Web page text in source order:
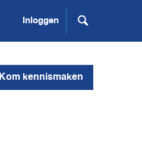
Inloggen
Kom kennismaken